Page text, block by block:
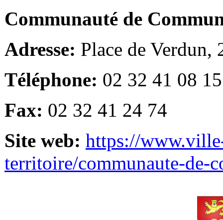
Communauté de
Adresse: Place de Verdun,
Téléphone: 02 32 41 08 15
Fax: 02 32 41 24 74
Site web: https://
territoire/communaute-de-